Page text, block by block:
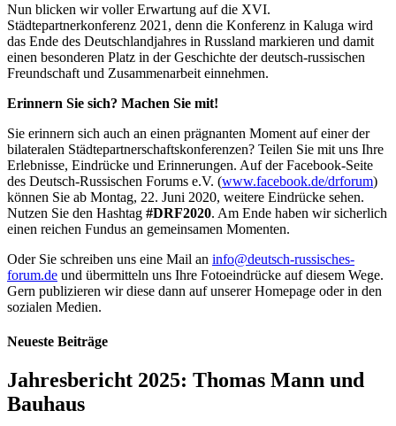
Nun blicken wir voller Erwartung auf die XVI.
Städtepartnerkonferenz 2021, denn die Konferenz in Kaluga wird
das Ende des Deutschlandjahres in Russland markieren und damit
einen besonderen Platz in der Geschichte der deutsch-russischen
Freundschaft und Zusammenarbeit einnehmen.
Erinnern Sie sich? Machen Sie mit!
Sie erinnern sich auch an einen prägnanten Moment auf einer der
bilateralen Städtepartnerschaftskonferenzen? Teilen Sie mit uns Ihre
Erlebnisse, Eindrücke und Erinnerungen. Auf der Facebook-Seite
des Deutsch-Russischen Forums e.V. (www.facebook.de/drforum)
können Sie ab Montag, 22. Juni 2020, weitere Eindrücke sehen.
Nutzen Sie den Hashtag #DRF2020. Am Ende haben wir sicherlich
einen reichen Fundus an gemeinsamen Momenten.
Oder Sie schreiben uns eine Mail an info@deutsch-russisches-
forum.de und übermitteln uns Ihre Fotoeindrücke auf diesem Wege.
Gern publizieren wir diese dann auf unserer Homepage oder in den
sozialen Medien.
Neueste Beiträge
Jahresbericht 2025: Thomas Mann und
Bauhaus